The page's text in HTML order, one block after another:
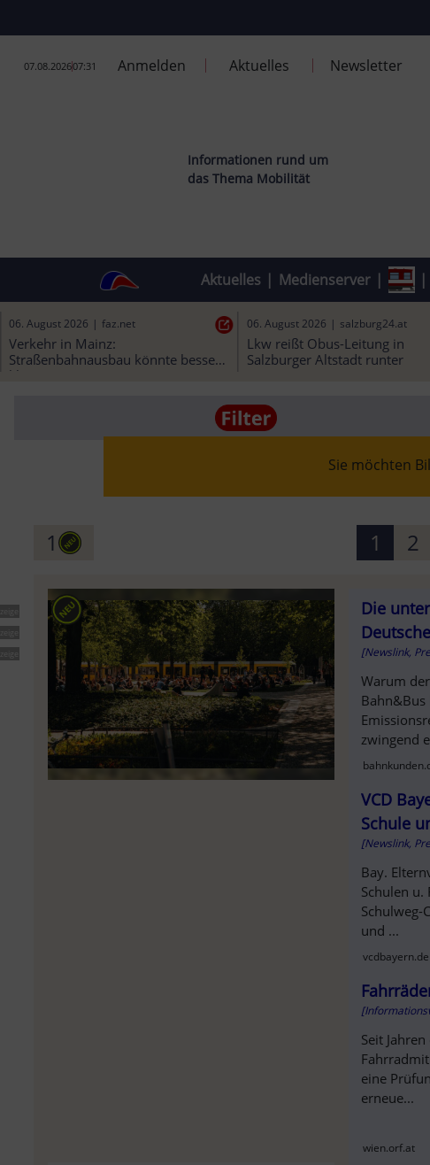
07.08.202607:31 Anmelden Aktuelles Newsletter
Informationen rund um
das Thema Mobilität
Aktuelles Medienserver
06. August 2026 | kleinezeitung.at
Zug gegen Auto: 71-jährige
Lenkerin starb bei Unfall in
Premstätten | Kleine Zeitung
06. August 2026 | merkur.de
„Zumutung für alle Fahrgäste“:
Bürgermeister kritisieren
Sie möchten
SOLD OUT
1 1 2
Die
[Newslink,
Warum
zwingend
VCD
Schule
[Newslink,
Bay.
Schulen
Schulweg-
und ...
vcdbayern.de
Seit
eine
erneue...
wien.orf.at